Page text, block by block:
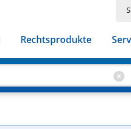
Rechtsprodukte